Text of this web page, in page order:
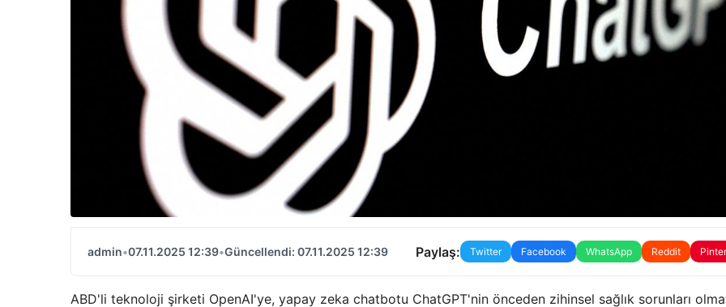
admin•07.11.2025 12:39•Güncellendi: 07.11.2025 12:39 Paylaş: Twitter Facebook WhatsApp Reddit
ABD'li teknoloji şirketi OpenAI'ye, yapay zeka chatbotu ChatGPT'nin önceden zihinsel sağlık sorunları